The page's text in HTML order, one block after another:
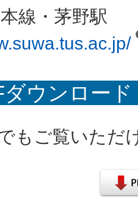
線・茅野駅
ウンロード
もご覧いただ